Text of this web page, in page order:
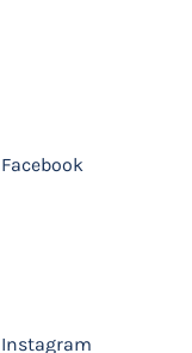
Facebook
Instagram